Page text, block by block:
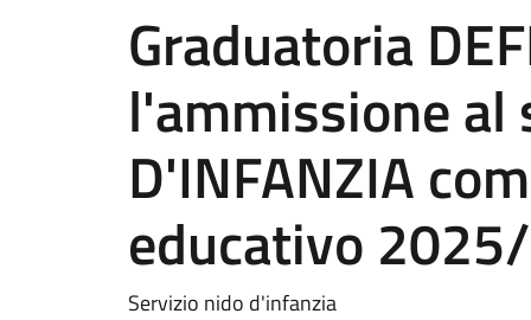
Graduatoria
l'ammissione al
D'INFANZIA
educativo
Servizio nido d'infanzia